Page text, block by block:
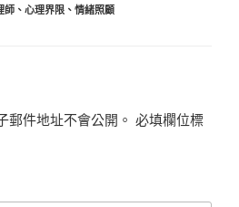
師、 心理界限、 情緒照顧
郵件地址不會公開。 必填欄位標